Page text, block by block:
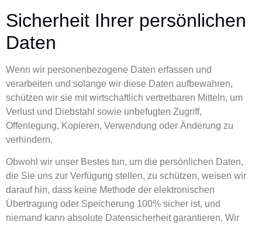
Sicherheit Ihrer persönlichen
Daten
Wenn wir personenbezogene Daten erfassen und
verarbeiten und solange wir diese Daten aufbewahren,
schützen wir sie mit wirtschaftlich vertretbaren Mitteln, um
Verlust und Diebstahl sowie unbefugten Zugriff,
Offenlegung, Kopieren, Verwendung oder Änderung zu
verhindern.
Obwohl wir unser Bestes tun, um die persönlichen Daten,
die Sie uns zur Verfügung stellen, zu schützen, weisen wir
darauf hin, dass keine Methode der elektronischen
Übertragung oder Speicherung 100% sicher ist, und
niemand kann absolute Datensicherheit garantieren. Wir